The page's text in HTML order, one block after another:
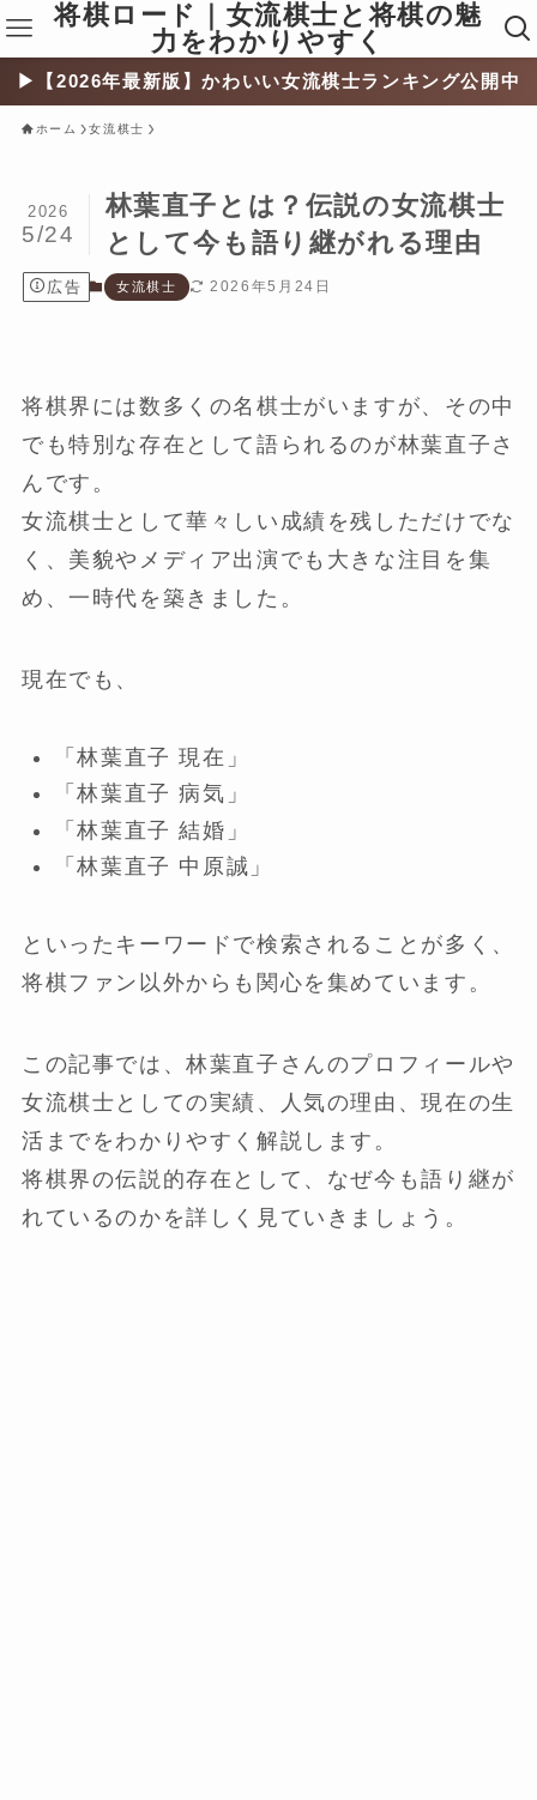
将棋ロード｜女流棋士と将棋の魅
力をわかりやすく
▶︎【2026年最新版】かわいい女流棋士ランキング公開中
ホーム 女流棋士
林葉直子とは？伝説の女流棋士
として今も語り継がれる理由
2026
5/24
広告 女流棋士 2026年5月24日
将棋界には数多くの名棋士がいますが、その中
でも特別な存在として語られるのが林葉直子さ
んです。
女流棋士として華々しい成績を残しただけでな
く、美貌やメディア出演でも大きな注目を集
め、一時代を築きました。
現在でも、
「林葉直子 現在」
「林葉直子 病気」
「林葉直子 結婚」
「林葉直子 中原誠」
といったキーワードで検索されることが多く、
将棋ファン以外からも関心を集めています。
この記事では、林葉直子さんのプロフィールや
女流棋士としての実績、人気の理由、現在の生
活までをわかりやすく解説します。
将棋界の伝説的存在として、なぜ今も語り継が
れているのかを詳しく見ていきましょう。